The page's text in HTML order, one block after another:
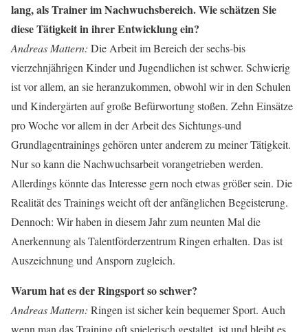
lang, als Trainer im Nachwuchsbereich. Wie schätzen Sie
diese Tätigkeit in ihrer Entwicklung ein?
Andreas Mattern: Die Arbeit im Bereich der sechs-bis
vierzehnjährigen Kinder und Jugendlichen ist schwer. Schwierig
ist vor allem, an sie heranzukommen, obwohl wir in den Schulen
und Kindergärten auf große Befürwortung stoßen. Zehn Einsätze
pro Woche vor allem in der Arbeit des Sichtungs-und
Grundlagentrainings gehören unter anderem zu meiner Tätigkeit.
Nur so kann die Nachwuchsarbeit vorangetrieben werden.
Allerdings könnte das Interesse gern noch etwas größer sein. Die
Realität des Trainings weicht oft der anfänglichen Begeisterung.
Dennoch: Wir haben in diesem Jahr zum neunten Mal die
Anerkennung als Talentförderzentrum Ringen erhalten. Das ist
Auszeichnung und Ansporn zugleich.
Warum hat es der Ringsport so schwer?
Andreas Mattern: Ringen ist sicher kein bequemer Sport. Auch
wenn man das Training oft spielerisch gestaltet, ist und bleibt es